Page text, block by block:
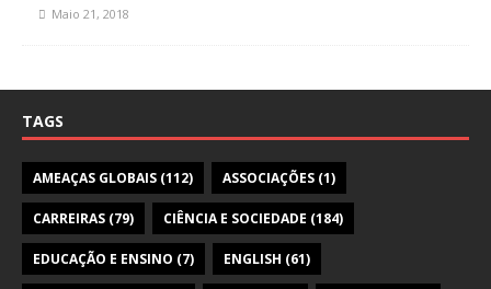
Maio 21, 2018
TAGS
AMEAÇAS GLOBAIS (112) ASSOCIAÇÕES (1)
CARREIRAS (79) CIÊNCIA E SOCIEDADE (184)
EDUCAÇÃO E ENSINO (7) ENGLISH (61)